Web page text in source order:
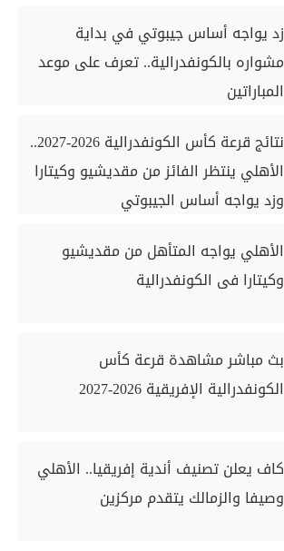
زد يواجه أساس جيبوتي في بداية
مشواره بالكونفدرالية.. تعرف على موعد
المباراتين
نتائج قرعة كأس الكونفدرالية 2026-2027..
الأهلي ينتظر الفائز من مقديشيو وكيتارا
وزد يواجه أساس الجيبوتي
الأهلي يواجه المتأهل من مقديشيو
وكيتارا فى الكونفدرالية
بث مباشر مشاهدة قرعة كأس
الكونفدرالية الإفريقية 2026-2027
كاف يعلن تصنيف أندية إفريقيا.. الأهلي
وصيفا والزمالك يتقدم مركزين